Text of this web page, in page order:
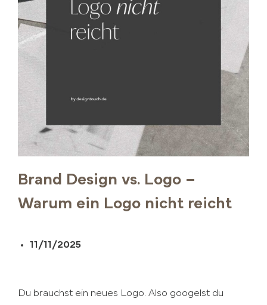
Brand Design vs. Logo –
Warum ein Logo nicht reicht
11/11/2025
Du brauchst ein neues Logo. Also googelst du